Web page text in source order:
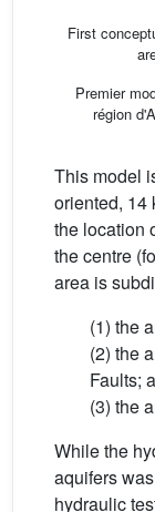
First
Premier
région
This model
oriented, 14
the location
the centre
area is
(1) the
(2) the
Faults;
(3) the
While the
aquifers
hydraulic